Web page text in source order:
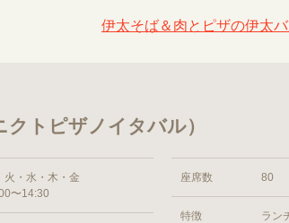
伊太そば＆肉とピザの伊太
トピザノイタバル）
火・水・木・金
〜14:30
座席数 80
特徴
ラン